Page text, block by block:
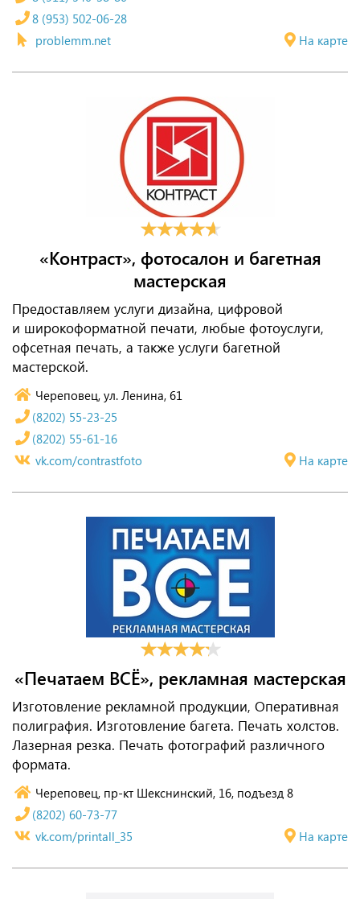
На карте
8 (953) 502-06-28
problemm.net
«Контраст», фотосалон и багетная
мастерская
Предоставляем услуги дизайна, цифровой
и широкоформатной печати, любые фотоуслуги,
офсетная печать, а также услуги багетной
мастерской.
Череповец, ул. Ленина, 61
На карте
(8202) 55-23-25
(8202) 55-61-16
vk.com/contrastfoto
«Печатаем ВСЁ», рекламная мастерская
Изготовление рекламной продукции, Оперативная
полиграфия. Изготовление багета. Печать холстов.
Лазерная резка. Печать фотографий различного
формата.
Череповец, пр-кт Шекснинский, 16, подъезд 8
На карте
(8202) 60-73-77
vk.com/printall_35